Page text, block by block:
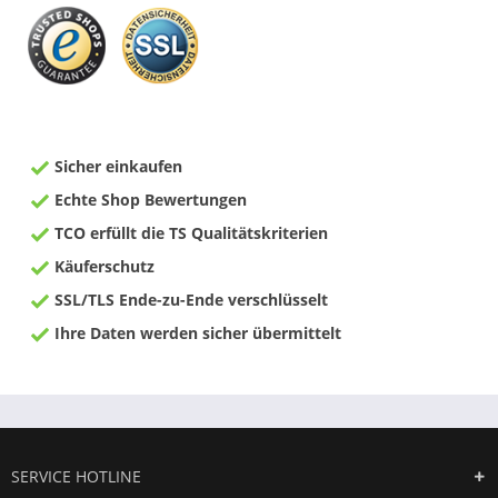
Sicher einkaufen
Echte Shop Bewertungen
TCO erfüllt die TS Qualitätskriterien
Käuferschutz
SSL/TLS Ende-zu-Ende verschlüsselt
Ihre Daten werden sicher übermittelt
SERVICE HOTLINE